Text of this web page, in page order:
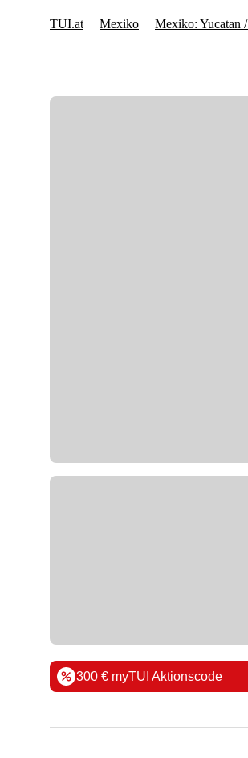
300 € myTUI Aktionscode